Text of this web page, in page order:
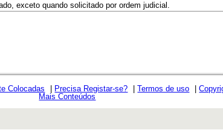
exceto quando solicitado por ordem judicial.
Colocadas Precisa Registar-se? |Termos de uso |
Mais Conteúdos